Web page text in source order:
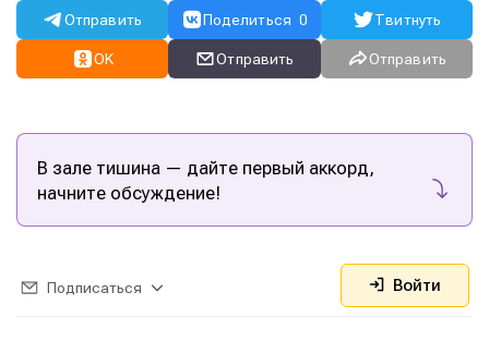
Отправить Поделиться 0 Твитнуть
OK Отправить Отправить
В зале тишина — дайте первый аккорд,
начните обсуждение!
Подписаться Войти